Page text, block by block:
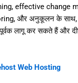
effective change
और अनुकूलन के साथ,
लागू कर सकते हैं और
Web Hosting